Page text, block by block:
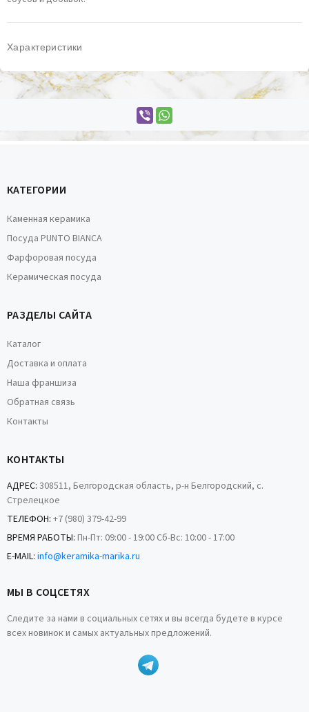
Характеристики
КАТЕГОРИИ
Каменная керамика
Посуда PUNTO BIANCA
Фарфоровая посуда
Керамическая посуда
РАЗДЕЛЫ САЙТА
Каталог
Доставка и оплата
Наша франшиза
Обратная связь
Контакты
КОНТАКТЫ
АДРЕС: 308511, Белгородская область, р-н Белгородский, с.
Стрелецкое
ТЕЛЕФОН: +7 (980) 379-42-99
ВРЕМЯ РАБОТЫ: Пн-Пт: 09:00 - 19:00 Сб-Вс: 10:00 - 17:00
E-MAIL: info@keramika-marika.ru
МЫ В СОЦСЕТЯХ
Следите за нами в социальных сетях и вы всегда будете в курсе
всех новинок и самых актуальных предложений.